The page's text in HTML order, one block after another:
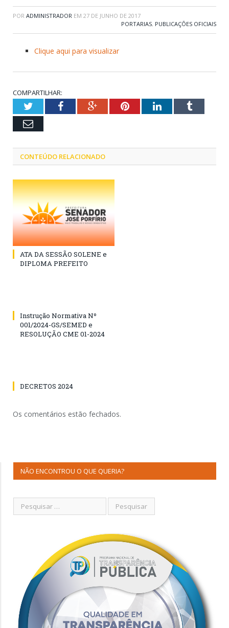
POR ADMINISTRADOR EM 27 DE JUNHO DE 2017
PORTARIAS, PUBLICAÇÕES OFICIAIS
Clique aqui para visualizar
COMPARTILHAR:
TwitterFacebookGoogle+PinterestLinkedInTumblr
Email
CONTEÚDO RELACIONADO
ATA DA SESSÃO SOLENE e
DIPLOMA PREFEITO
Instrução Normativa Nº
001/2024-GS/SEMED e
RESOLUÇÃO CME 01-2024
DECRETOS 2024
Os comentários estão fechados.
NÃO ENCONTROU O QUE QUERIA?